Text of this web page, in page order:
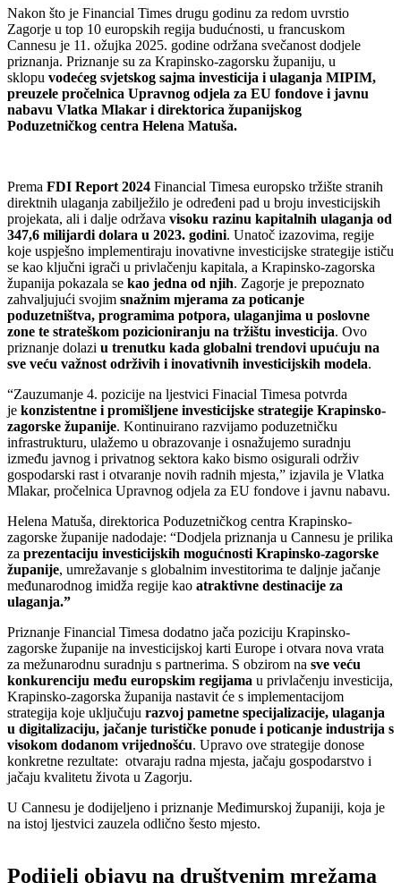
Nakon što je Financial Times drugu godinu za redom uvrstio
Zagorje u top 10 europskih regija budućnosti, u francuskom
Cannesu je 11. ožujka 2025. godine održana svečanost dodjele
priznanja. Priznanje su za Krapinsko-zagorsku županiju, u
sklopu vodećeg svjetskog sajma investicija i ulaganja MIPIM,
preuzele pročelnica Upravnog odjela za EU fondove i javnu
nabavu Vlatka Mlakar i direktorica županijskog
Poduzetničkog centra Helena Matuša.
Prema FDI Report 2024 Financial Timesa europsko tržište stranih
direktnih ulaganja zabilježilo je određeni pad u broju investicijskih
projekata, ali i dalje održava visoku razinu kapitalnih ulaganja od
347,6 milijardi dolara u 2023. godini​. Unatoč izazovima, regije
koje uspješno implementiraju inovativne investicijske strategije ističu
se kao ključni igrači u privlačenju kapitala, a Krapinsko-zagorska
županija pokazala se kao jedna od njih. Zagorje je prepoznato
zahvaljujući svojim snažnim mjerama za poticanje
poduzetništva, programima potpora, ulaganjima u poslovne
zone te strateškom pozicioniranju na tržištu investicija. Ovo
priznanje dolazi u trenutku kada globalni trendovi upućuju na
sve veću važnost održivih i inovativnih investicijskih modela.
“Zauzumanje 4. pozicije na ljestvici Finacial Timesa potvrda
je konzistentne i promišljene investicijske strategije Krapinsko-
zagorske županije. Kontinuirano razvijamo poduzetničku
infrastrukturu, ulažemo u obrazovanje i osnažujemo suradnju
između javnog i privatnog sektora kako bismo osigurali održiv
gospodarski rast i otvaranje novih radnih mjesta,” izjavila je Vlatka
Mlakar, pročelnica Upravnog odjela za EU fondove i javnu nabavu.
Helena Matuša, direktorica Poduzetničkog centra Krapinsko-
zagorske županije nadodaje: “Dodjela priznanja u Cannesu je prilika
za prezentaciju investicijskih mogućnosti Krapinsko-zagorske
županije, umrežavanje s globalnim investitorima te daljnje jačanje
međunarodnog imidža regije kao atraktivne destinacije za
ulaganja.”
Priznanje Financial Timesa dodatno jača poziciju Krapinsko-
zagorske županije na investicijskoj karti Europe i otvara nova vrata
za mežunarodnu suradnju s partnerima. S obzirom na sve veću
konkurenciju među europskim regijama u privlačenju investicija,
Krapinsko-zagorska županija nastavit će s implementacijom
strategija koje uključuju razvoj pametne specijalizacije, ulaganja
u digitalizaciju, jačanje turističke ponude i poticanje industrija s
visokom dodanom vrijednošću. Upravo ove strategije donose
konkretne rezultate: otvaraju radna mjesta, jačaju gospodarstvo i
jačaju kvalitetu života u Zagorju.
U Cannesu je dodijeljeno i priznanje Međimurskoj županiji, koja je
na istoj ljestvici zauzela odlično šesto mjesto.
Podijeli objavu na društvenim mrežama